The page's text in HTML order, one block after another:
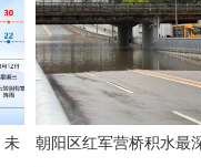
未
朝阳区红军营桥积水最